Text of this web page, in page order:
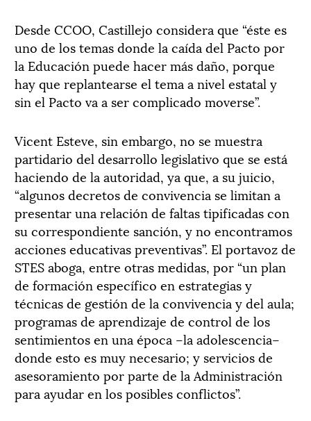
Desde CCOO, Castillejo considera que “éste es
uno de los temas donde la caída del Pacto por
la Educación puede hacer más daño, porque
hay que replantearse el tema a nivel estatal y
sin el Pacto va a ser complicado moverse”.
Vicent Esteve, sin embargo, no se muestra
partidario del desarrollo legislativo que se está
haciendo de la autoridad, ya que, a su juicio,
“algunos decretos de convivencia se limitan a
presentar una relación de faltas tipificadas con
su correspondiente sanción, y no encontramos
acciones educativas preventivas”. El portavoz de
STES aboga, entre otras medidas, por “un plan
de formación específico en estrategias y
técnicas de gestión de la convivencia y del aula;
programas de aprendizaje de control de los
sentimientos en una época –la adolescencia–
donde esto es muy necesario; y servicios de
asesoramiento por parte de la Administración
para ayudar en los posibles conflictos”.